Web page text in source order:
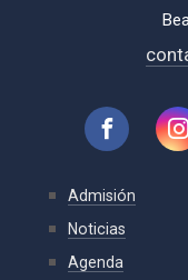
Admisión
Noticias
Agenda